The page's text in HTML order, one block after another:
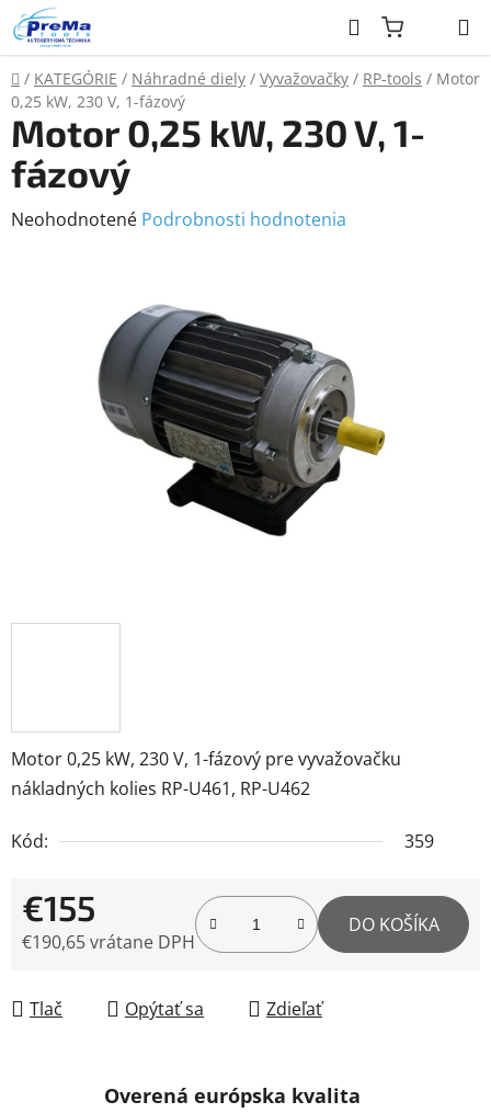
Prejsť
na
obsah
Hľadať
Domov
/ KATEGÓRIE / Náhradné diely / Vyvažovačky / RP-tools / Motor
0,25 kW, 230 V, 1-fázový
Motor 0,25 kW, 230 V, 1-fázový pre vyvažovačku
nákladných kolies RP-U461, RP-U462
Kód: 359
€155
€190,65 vrátane DPH
DO KOŠÍKA
Tlač Opýtať sa Zdieľať
Motor 0,25 kW, 230 V, 1-
fázový
Priemerné
Neohodnotené Podrobnosti hodnotenia
Overená európska kvalita